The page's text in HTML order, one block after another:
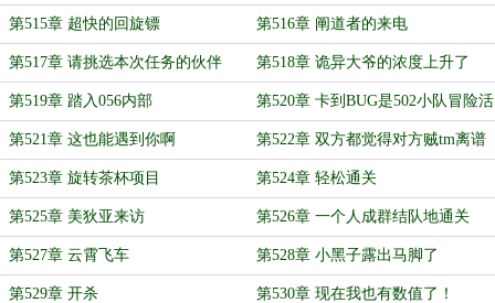
第515章 超快的回旋镖 第516章 阐道者的来电
第517章 请挑选本次任务的伙伴 第518章 诡异大爷的浓度上升了
第519章 踏入056内部 第520章 卡到BUG是502小队冒险活
动的必要环节
第521章 这也能遇到你啊 第522章 双方都觉得对方贼tm离谱
第523章 旋转茶杯项目 第524章 轻松通关
第525章 美狄亚来访 第526章 一个人成群结队地通关
第527章 云霄飞车 第528章 小黑子露出马脚了
第529章 开杀 第530章 现在我也有数值了！